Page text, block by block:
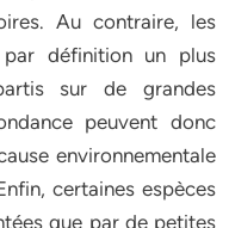
Au contraire, les
par définition un plus
sur de grandes
peuvent donc
environnementale
certaines espèces
que par de petites